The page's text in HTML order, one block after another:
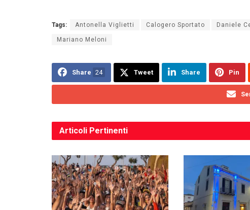
Tags: Antonella Viglietti Calogero Sportato Daniele
Mariano Meloni
Share 24 Tweet Share Pin
Articoli Pertinenti